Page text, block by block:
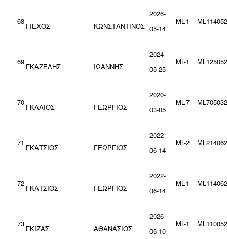
68
ΓΙΕΧΟΣ ΚΩΝΣΤΑΝΤΙΝΟΣ
2026-
05-14
ML-1
69
ΓΚΑΖΕΛΗΣ ΙΩΑΝΝΗΣ
2024-
05-25
ML-1
70
ΓΚΑΛΙΟΣ ΓΕΩΡΓΙΟΣ
2020-
03-05
ΜL-7
71
ΓΚΑΤΣΙΟΣ ΓΕΩΡΓΙΟΣ
2022-
06-14
ML-2
72
ΓΚΑΤΣΙΟΣ ΓΕΩΡΓΙΟΣ
2022-
06-14
ML-1
73
ΓΚΙΖΑΣ ΑΘΑΝΑΣΙΟΣ
2026-
05-10
ML-1